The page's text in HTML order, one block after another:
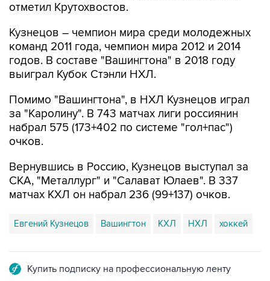
отметил Крутохвостов.
Кузнецов – чемпион мира среди молодежных
команд 2011 года, чемпион мира 2012 и 2014
годов. В составе "Вашингтона" в 2018 году
выиграл Кубок Стэнли НХЛ.
Помимо "Вашингтона", в НХЛ Кузнецов играл
за "Каролину". В 743 матчах лиги россиянин
набрал 575 (173+402 по системе "гол+пас")
очков.
Вернувшись в Россию, Кузнецов выступал за
СКА, "Металлург" и "Салават Юлаев". В 337
матчах КХЛ он набрал 236 (99+137) очков.
Евгений Кузнецов Вашингтон КХЛ НХЛ хоккей
Купить подписку на профессиональную ленту